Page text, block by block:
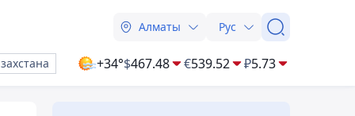
Алматы Рус
+34°$467.48 €539.52 ₽5.73